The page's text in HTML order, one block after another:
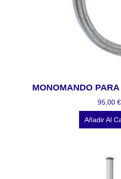
MONOMANDO
95,00 €
Añadir Al